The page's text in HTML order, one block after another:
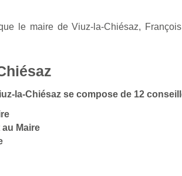
le maire de Viuz-la-Chiésaz,
la-Chiésaz se compose de 12
Maire